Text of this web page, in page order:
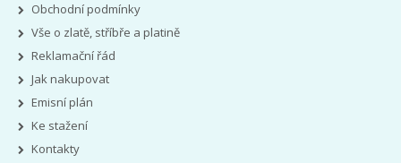
Obchodní podmínky
Vše o zlatě, stříbře a platině
Reklamační řád
Jak nakupovat
Emisní plán
Ke stažení
Kontakty